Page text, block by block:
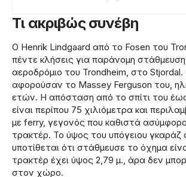
Τι ακριβώς συνέβη
Ο Henrik Lindgaard από το Fosen του
πέντε κλήσεις για παράνομη
αεροδρόμιο του Trondheim, στο Stjordal.
αφορούσαν το Massey Ferguson του,
ετών. Η απόσταση από το σπίτι του
είναι περίπου 75 χιλιόμετρα και
με ferry, γεγονός που καθιστά ασύμφορο
τρακτέρ. Το ύψος του υπόγειου γκαράζ
υποτίθεται ότι στάθμευσε το όχημα
τρακτέρ έχει ύψος 2,79 μ., άρα δεν
στον χώρο.